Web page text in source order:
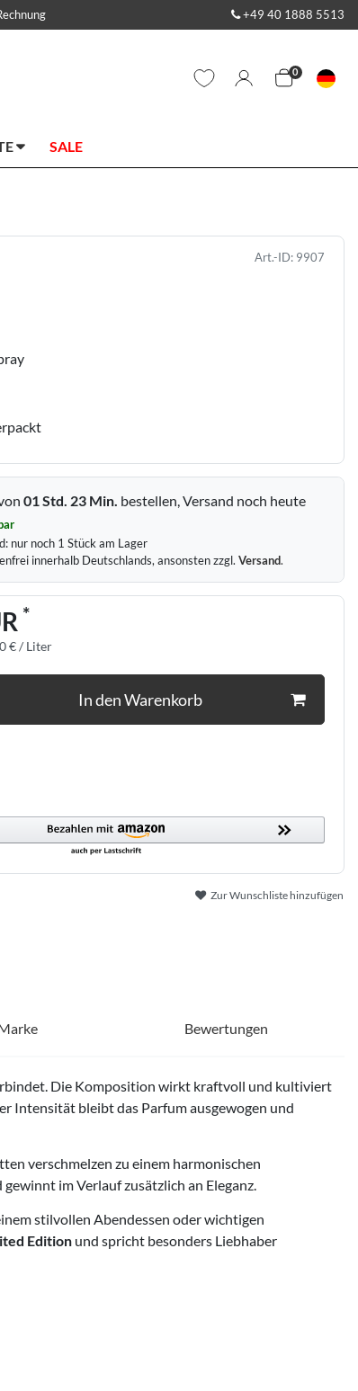
+49 40 1888 5513
0
SALE
Art.-ID: 9907
01 Std. 23 Min. bestellen, Versand noch heute
nur noch 1 Stück am Lager
innerhalb Deutschlands, ansonsten zzgl. Versand.
*
€ / Liter
In den Warenkorb
Zur Wunschliste hinzufügen
Bewertungen
Die Komposition wirkt kraftvoll und kultiviert
Intensität bleibt das Parfum ausgewogen und
verschmelzen zu einem harmonischen
im Verlauf zusätzlich an Eleganz.
stilvollen Abendessen oder wichtigen
Edition und spricht besonders Liebhaber